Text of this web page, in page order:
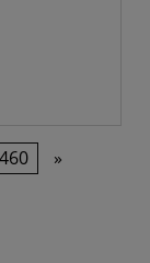
460 »